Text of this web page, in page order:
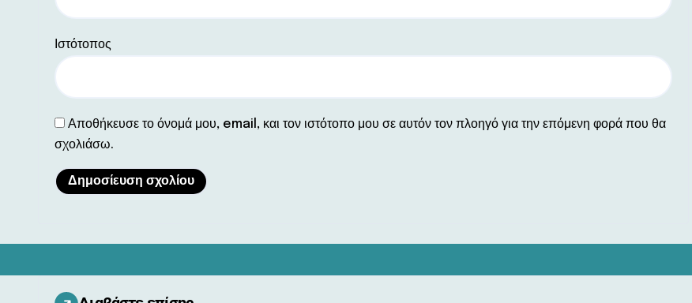
Ιστότοπος
Αποθήκευσε το όνομά μου, email, και τον ιστότοπο μου σε αυτόν τον πλοηγό για την επόμενη φορά που θα
σχολιάσω.